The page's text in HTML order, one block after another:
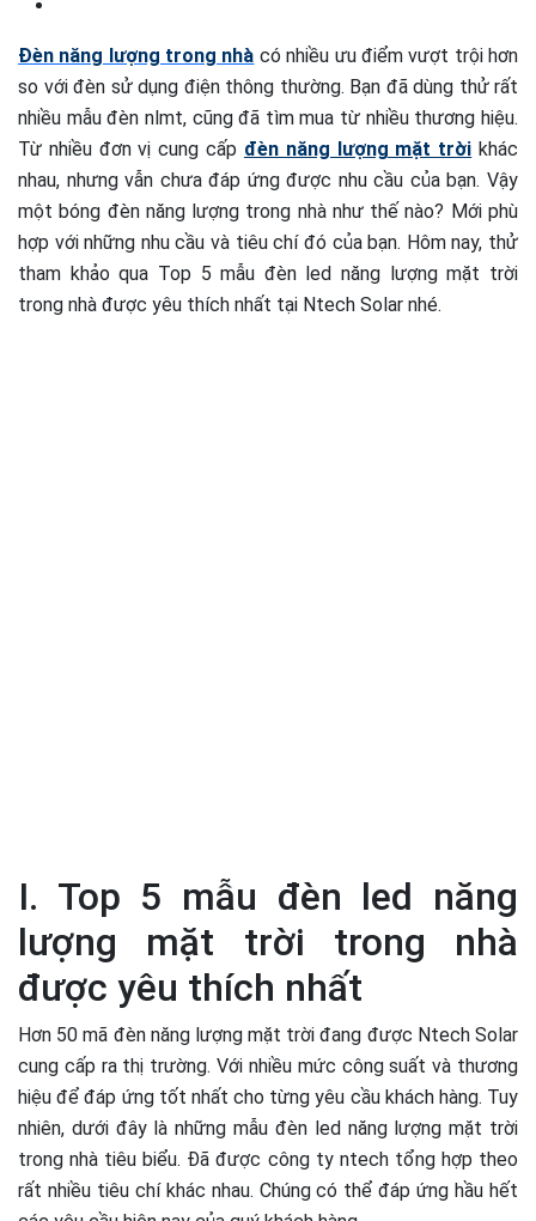
Đèn năng lượng trong nhà có nhiều ưu điểm vượt trội hơn
so với đèn sử dụng điện thông thường. Bạn đã dùng thử rất
nhiều mẫu đèn nlmt, cũng đã tìm mua từ nhiều thương hiệu.
Từ nhiều đơn vị cung cấp đèn năng lượng mặt trời khác
nhau, nhưng vẫn chưa đáp ứng được nhu cầu của bạn. Vậy
một bóng đèn năng lượng trong nhà như thế nào? Mới phù
hợp với những nhu cầu và tiêu chí đó của bạn. Hôm nay, thử
tham khảo qua Top 5 mẫu đèn led năng lượng mặt trời
trong nhà được yêu thích nhất tại Ntech Solar nhé.
I. Top 5 mẫu đèn led năng
lượng mặt trời trong nhà
được yêu thích nhất
Hơn 50 mã đèn năng lượng mặt trời đang được Ntech Solar
cung cấp ra thị trường. Với nhiều mức công suất và thương
hiệu để đáp ứng tốt nhất cho từng yêu cầu khách hàng. Tuy
nhiên, dưới đây là những mẫu đèn led năng lượng mặt trời
trong nhà tiêu biểu. Đã được công ty ntech tổng hợp theo
rất nhiều tiêu chí khác nhau. Chúng có thể đáp ứng hầu hết